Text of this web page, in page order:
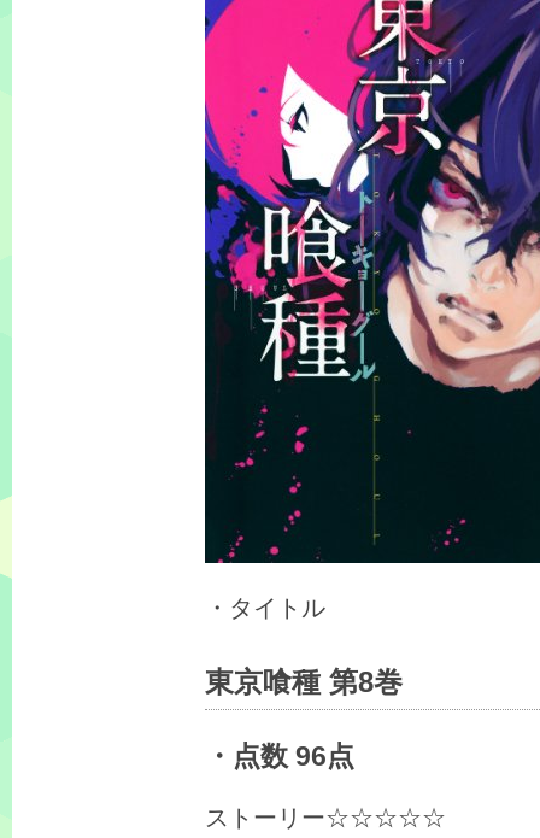
・タイトル
東京喰種 第8巻
・点数 96点
ストーリー☆☆☆☆☆